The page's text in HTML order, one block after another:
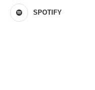
SPOTIFY